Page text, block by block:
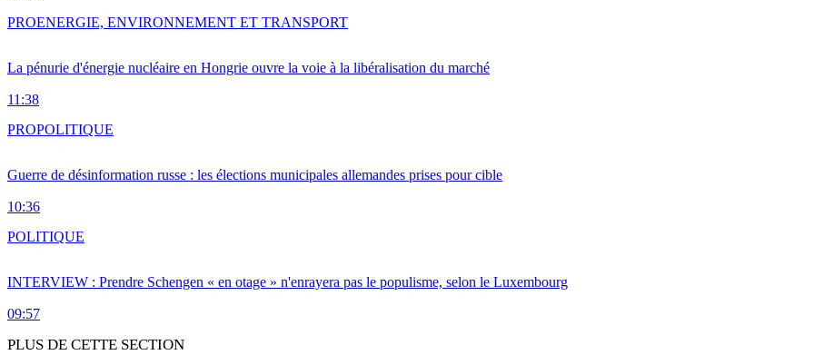
La pénurie d'énergie nucléaire en Hongrie ouvre la voie à la libéralisation du marché
11:38
PROENERGIE, ENVIRONNEMENT ET TRANSPORT
Guerre de désinformation russe : les élections municipales allemandes prises pour cible
10:36
PROPOLITIQUE
INTERVIEW : Prendre Schengen « en otage » n'enrayera pas le populisme, selon le Luxembourg
09:57
POLITIQUE
PLUS DE CETTE SECTION